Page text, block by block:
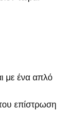
με ένα απλό
επίστρωση